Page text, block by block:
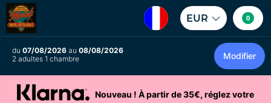
EUR 0
du 07/08/2026 au 08/08/2026
2 adultes 1 chambre
Modifier
Nouveau ! À partir de 35€, réglez votre